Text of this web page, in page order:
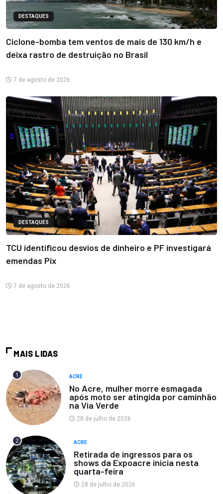
DESTAQUES
Ciclone-bomba tem ventos de mais de 130 km/h e
deixa rastro de destruição no Brasil
7 de agosto de 2026
DESTAQUES
TCU identificou desvios de dinheiro e PF investigará
emendas Pix
7 de agosto de 2026
MAIS LIDAS
1 ACRE
No Acre, mulher morre esmagada
após moto ser atingida por caminhão
na Via Verde
28 de julho de 2026
2 ACRE
Retirada de ingressos para os
shows da Expoacre inicia nesta
quarta-feira
28 de julho de 2026